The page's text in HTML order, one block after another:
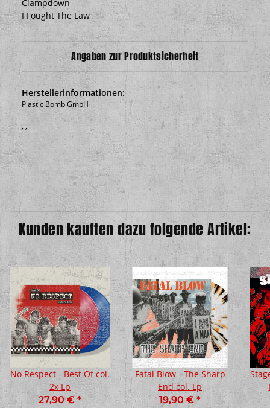
Clampdown
I Fought The Law
Angaben zur Produktsicherheit
Herstellerinformationen:
Plastic Bomb GmbH
, ,
Kunden kauften dazu folgende Artikel:
No Respect - Best Of col.
2x Lp
27,90 €*
Fatal Blow - The Sharp
End col. Lp
19,90 € *